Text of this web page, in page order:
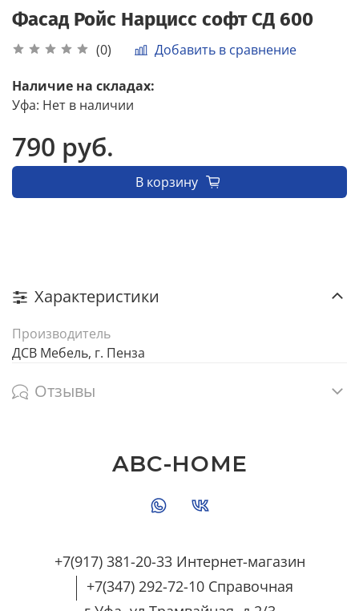
Фасад Ройс Нарцисс софт СД 600
(0) Добавить в сравнение
Наличие на складах:
Уфа: Нет в наличии
790 руб.
В корзину
Характеристики
Производитель
ДСВ Мебель, г. Пенза
Отзывы
+7(917) 381-20-33 Интернет-магазин
+7(347) 292-72-10 Справочная
ABC-HOME